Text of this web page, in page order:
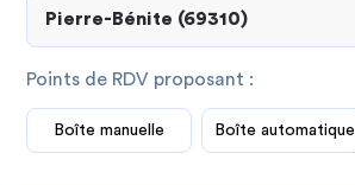
Points de RDV proposant :
Boîte manuelle Boîte automatique